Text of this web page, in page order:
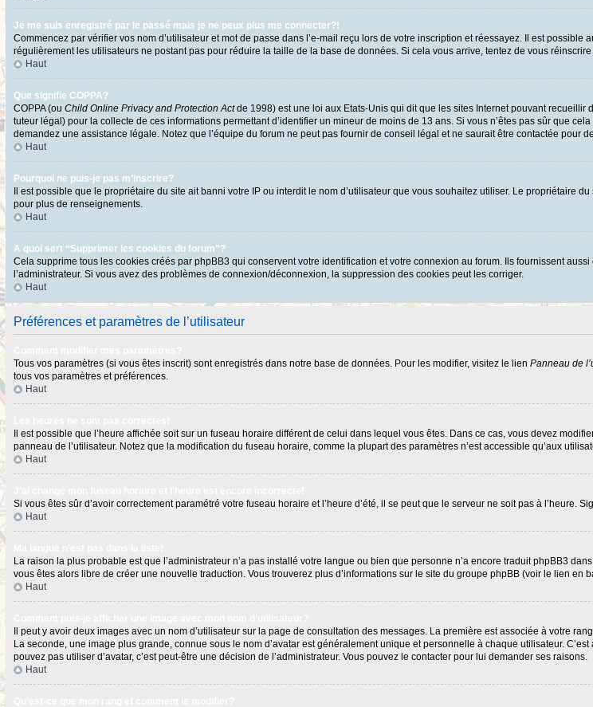
Je me suis enregistré par le passé mais je ne peux plus me connecter?!
Commencez par vérifier vos nom d’utilisateur et mot de passe dans l’e-mail reçu lors de votre inscription et réessayez. Il est
régulièrement les utilisateurs ne postant pas pour réduire la taille de la base de données. Si cela vous arrive, tentez de vous
Haut
Que signifie COPPA?
COPPA (ou Child Online Privacy and Protection Actde 1998) est une loi aux Etats-Unis qui dit que les sites Internet pouvant
tuteur légal) pour la collecte de ces informations permettant d’identifier un mineur de moins de 13 ans. Si vous n’êtes pas sûr que
demandez une assistance légale. Notez que l’équipe du forum ne peut pas fournir de conseil légal et ne saurait être contactée pour
Haut
Pourquoi ne puis-je pas m’inscrire?
Il est possible que le propriétaire du site ait banni votre IP ou interdit le nom d’utilisateur que vous souhaitez utiliser. Le propriétaire
pour plus de renseignements.
Haut
A quoi sert “Supprimer les cookies du forum”?
Cela supprime tous les cookies créés par phpBB3 qui conservent votre identification et votre connexion au forum. Ils fournissent
l’administrateur. Si vous avez des problèmes de connexion/déconnexion, la suppression des cookies peut les corriger.
Haut
Préférences et paramètres de l’utilisateur
Tous vos paramètres (si vous êtes inscrit) sont enregistrés dans notre base de données. Pour les modifier, visitez le lien Panneau de
tous vos paramètres et préférences.
Haut
Il est possible que l’heure affichée soit sur un fuseau horaire différent de celui dans lequel vous êtes. Dans ce cas, vous devez
panneau de l’utilisateur. Notez que la modification du fuseau horaire, comme la plupart des paramètres n’est accessible qu’aux
Haut
Si vous êtes sûr d’avoir correctement paramétré votre fuseau horaire et l’heure d’été, il se peut que le serveur ne soit pas à l’heure.
Haut
La raison la plus probable est que l’administrateur n’a pas installé votre langue ou bien que personne n’a encore traduit phpBB3
vous êtes alors libre de créer une nouvelle traduction. Vous trouverez plus d’informations sur le site du groupe phpBB (voir le lien en
Haut
Il peut y avoir deux images avec un nom d’utilisateur sur la page de consultation des messages. La première est associée à votre
La seconde, une image plus grande, connue sous le nom d’avatar est généralement unique et personnelle à chaque utilisateur.
pouvez pas utiliser d’avatar, c’est peut-être une décision de l’administrateur. Vous pouvez le contacter pour lui demander ses raisons.
Haut